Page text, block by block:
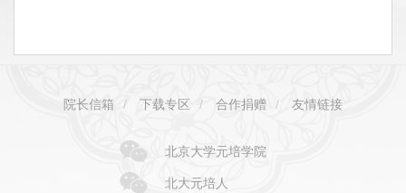
院长信箱 / 下载专区 / 合作捐赠 / 友情链接
北京大学元培学院
北大元培人